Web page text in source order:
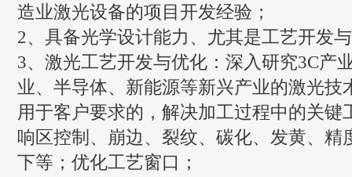
造业激光设备的项目开发经验；
2、具备光学设计能力、尤其是工艺开发
3、激光工艺开发与优化：深入研究3C产
业、半导体、新能源等新兴产业的激光技
用于客户要求的，解决加工过程中的关键
响区控制、崩边、裂纹、碳化、发黄、精
下等；优化工艺窗口；